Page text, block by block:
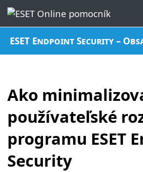
ESET Endpoint Security –
Ako
používateľské
programu ESET
Security